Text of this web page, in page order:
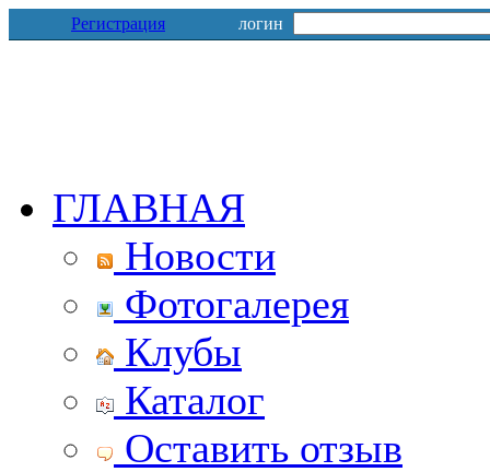
Регистрация логин
ГЛАВНАЯ
Новости
Фотогалерея
Клубы
Каталог
Оставить отзыв